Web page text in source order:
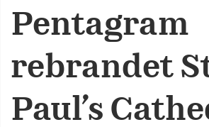
Pentagram
rebrandet
Paul’s